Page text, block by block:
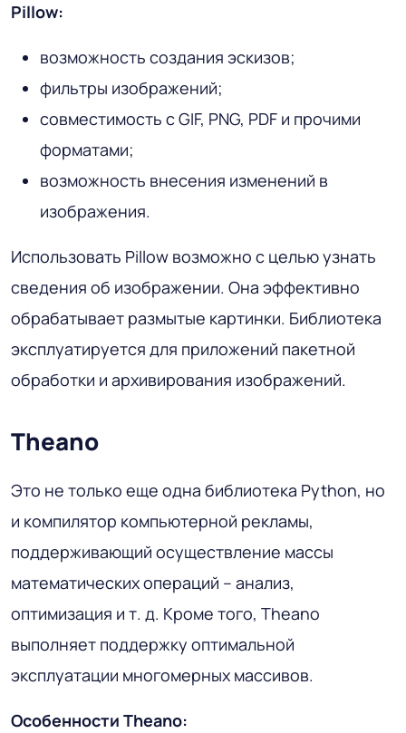
Pillow:
возможность создания эскизов;
фильтры изображений;
совместимость с GIF, PNG, PDF и прочими
форматами;
возможность внесения изменений в
изображения.
Использовать Pillow возможно с целью узнать
сведения об изображении. Она эффективно
обрабатывает размытые картинки. Библиотека
эксплуатируется для приложений пакетной
обработки и архивирования изображений.
Theano
Это не только еще одна библиотека Python, но
и компилятор компьютерной рекламы,
поддерживающий осуществление массы
математических операций – анализ,
оптимизация и т. д. Кроме того, Theano
выполняет поддержку оптимальной
эксплуатации многомерных массивов.
Особенности Theano: